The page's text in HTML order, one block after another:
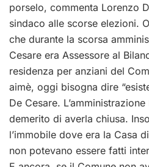
porselo, commenta Lorenzo
sindaco alle scorse elezioni.
che durante la scorsa
Cesare era Assessore al
residenza per anziani del
aimè, oggi bisogna dire
De Cesare.
demerito di averla chiusa.
l’immobile dove era la Casa
non potevano essere fatti